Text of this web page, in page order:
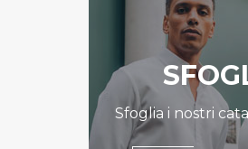
Sfoglia i nostri